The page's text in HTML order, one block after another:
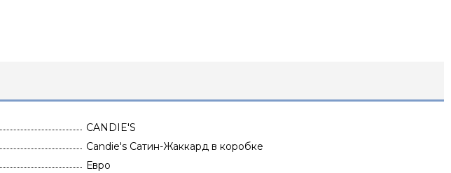
CANDIE'S
Candie's Сатин-Жаккард в коробке
Евро